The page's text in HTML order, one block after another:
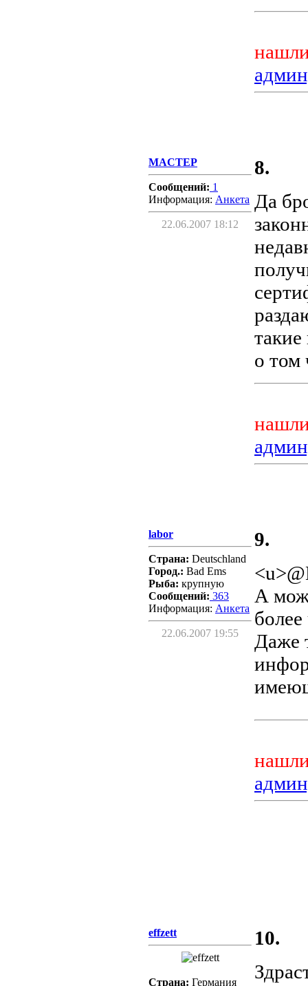
MACTEP
Сообщений: 1
Информация: Aнкета
22.06.2007 18:12
8.
Да
о том
labor
Страна: Deutschland
Город.: Bad Ems
Рыба: крупную
Сообщений: 363
Информация: Aнкета
22.06.2007 19:55
9.
А
Даже
effzett
Страна: Германия
10.